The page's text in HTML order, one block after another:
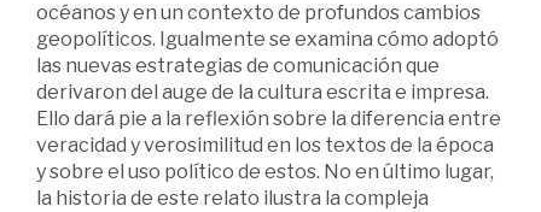
océanos y en un contexto de profundos cambios
geopolíticos. Igualmente se examina cómo adoptó
las nuevas estrategias de comunicación que
derivaron del auge de la cultura escrita e impresa.
Ello dará pie a la reflexión sobre la diferencia entre
veracidad y verosimilitud en los textos de la época
y sobre el uso político de estos. No en último lugar,
la historia de este relato ilustra la compleja